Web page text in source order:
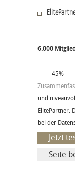
6.000
45%
und
ElitePartner.
bei der
Jetzt
Seite